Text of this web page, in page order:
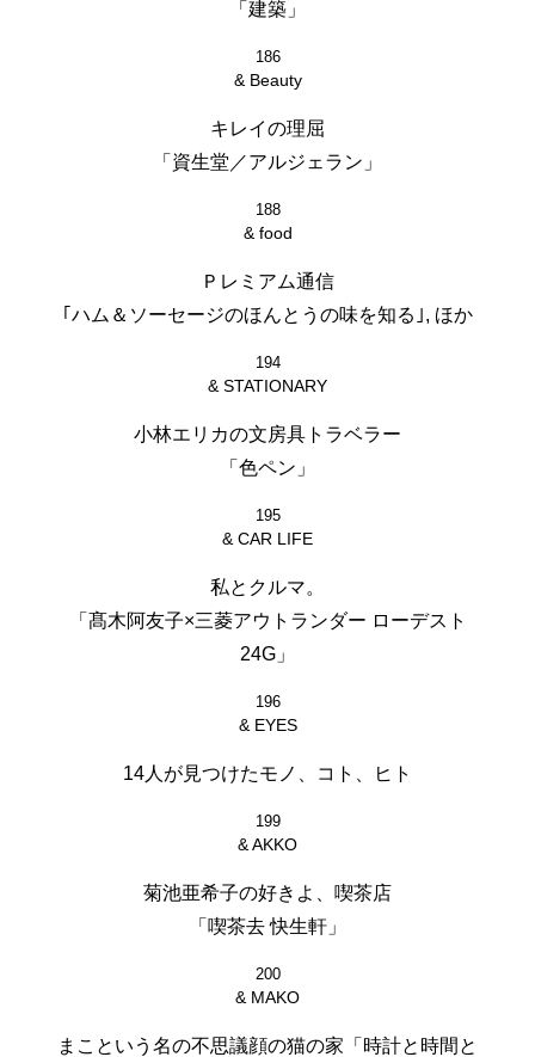
「建築」
186
& Beauty
キレイの理屈
「資生堂／アルジェラン」
188
& food
Ｐレミアム通信
｢ハム＆ソーセージのほんとうの味を知る｣, ほか
194
& STATIONARY
小林エリカの文房具トラベラー
「色ペン」
195
& CAR LIFE
私とクルマ。
「髙木阿友子×三菱アウトランダー ローデスト
24G」
196
& EYES
14人が見つけたモノ、コト、ヒト
199
& AKKO
菊池亜希子の好きよ、喫茶店
「喫茶去 快生軒」
200
& MAKO
まこという名の不思議顔の猫の家「時計と時間と